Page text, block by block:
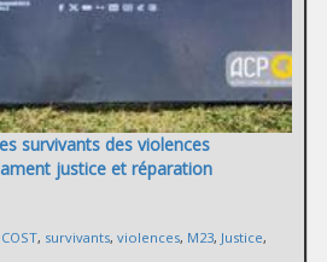
survivants des violences
justice et réparation
, survivants, violences, M23, Justice,